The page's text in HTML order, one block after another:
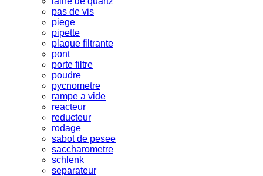
pas de vis
piege
pipette
plaque filtrante
pont
porte filtre
poudre
pycnometre
rampe a vide
reacteur
reducteur
rodage
sabot de pesee
saccharometre
schlenk
separateur